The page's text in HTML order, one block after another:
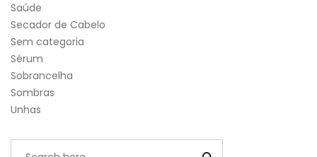
Saúde
Secador de Cabelo
Sem categoria
Sérum
Sobrancelha
Sombras
Unhas